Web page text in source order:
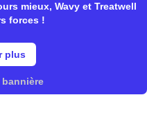
mieux, Wavy et Treatwell
forces !
plus
bannière
Modelage